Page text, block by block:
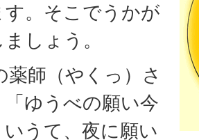
す。そこでうかが
しょう。
薬師（やくっ）さ
「ゆうべの願い今
うて、夜に願い